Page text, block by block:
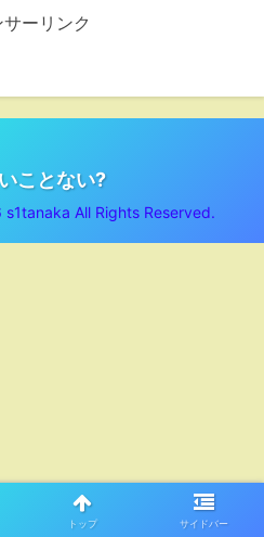
ーリンク
ことない?
All Rights Reserved.
トップ サイドバー